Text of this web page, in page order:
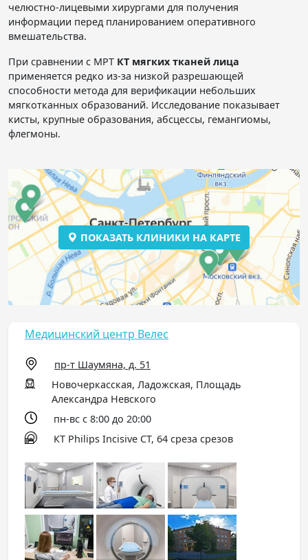
челюстно-лицевыми хирургами для получения
информации перед планированием оперативного
вмешательства.
При сравнении с МРТ КТ мягких тканей лица
применяется редко из-за низкой разрешающей
способности метода для верификации небольших
мягкотканных образований. Исследование показывает
кисты, крупные образования, абсцессы, гемангиомы,
флегмоны.
ПОКАЗАТЬ КЛИНИКИ НА КАРТЕ
Медицинский центр Велес
пр-т Шаумяна, д. 51
Новочеркасская, Ладожская, Площадь
Александра Невского
пн-вс с 8:00 до 20:00
КТ Philips Incisive CT, 64 среза срезов